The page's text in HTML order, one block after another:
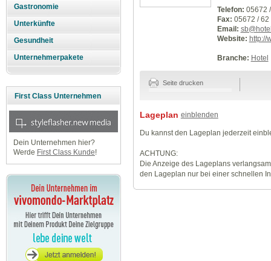
Gastronomie
Unterkünfte
Gesundheit
Unternehmerpakete
First Class Unternehmen
Dein Unternehmen hier?
Werde First Class Kunde!
Telefon: 05672
Fax: 05672 / 62
Email:
Website: http://
Branche: Hotel
Seite drucken
Lageplan einblenden
Du kannst den Lageplan jederzeit
ACHTUNG:
Die Anzeige des Lageplans
den Lageplan nur bei einer schnellen